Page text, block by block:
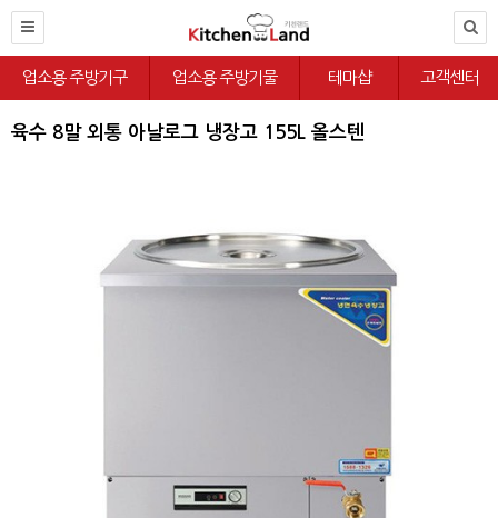
업소용 주방기구 업소용 주방기물 테마샵 고객센터
육수 8말 외통 아날로그 냉장고 155L 올스텐